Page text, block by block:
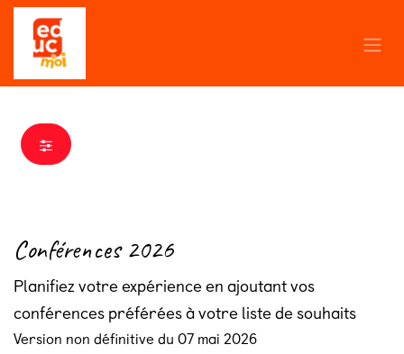
Se rendre au contenu
Conférences2026
Planifiez votre expérience en ajoutant vos
conférences préférées à votre liste de souhaits
Version non définitive du 07 mai 2026